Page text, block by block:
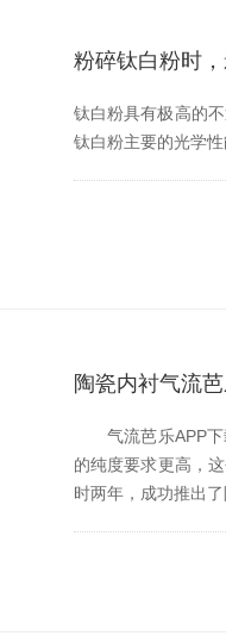
粉碎钛白粉时
钛白粉具有极高的不透
钛白粉主要的光学性
陶瓷内衬气流
气流芭乐APP下载
的纯度要求更高
时两年，成功推